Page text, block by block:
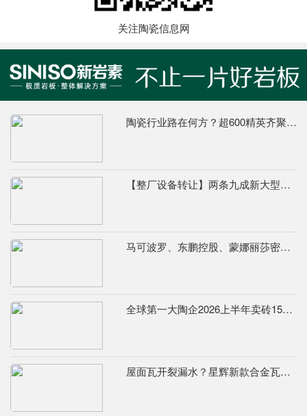
关注陶瓷信息网
陶瓷行业路在何方？超600精英齐聚陶业年度思想盛会，樊纲、何乾、龙建刚献智破局
【整厂设备转让】两条九成新大型辊道窑
马可波罗、东鹏控股、蒙娜丽莎密集发布公告，合计新获28项专利
全球第一大陶企2026上半年卖砖155.7亿元，瓷砖净利润9.8亿元
屋面瓦开裂漏水？星辉新款合金瓦从源头解决